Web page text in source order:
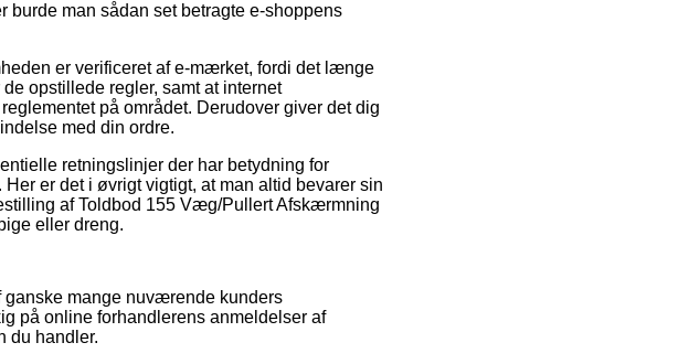
burde man sådan set betragte e-shoppens
er verificeret af e-mærket, fordi det længe
opstillede regler, samt at internet
på området. Derudover giver det dig
med din ordre.
retningslinjer der har betydning for
er det i øvrigt vigtigt, at man altid bevarer sin
af Toldbod 155 Væg/Pullert Afskærmning
eller dreng.
mange nuværende kunders
på online forhandlerens anmeldelser af
du handler.